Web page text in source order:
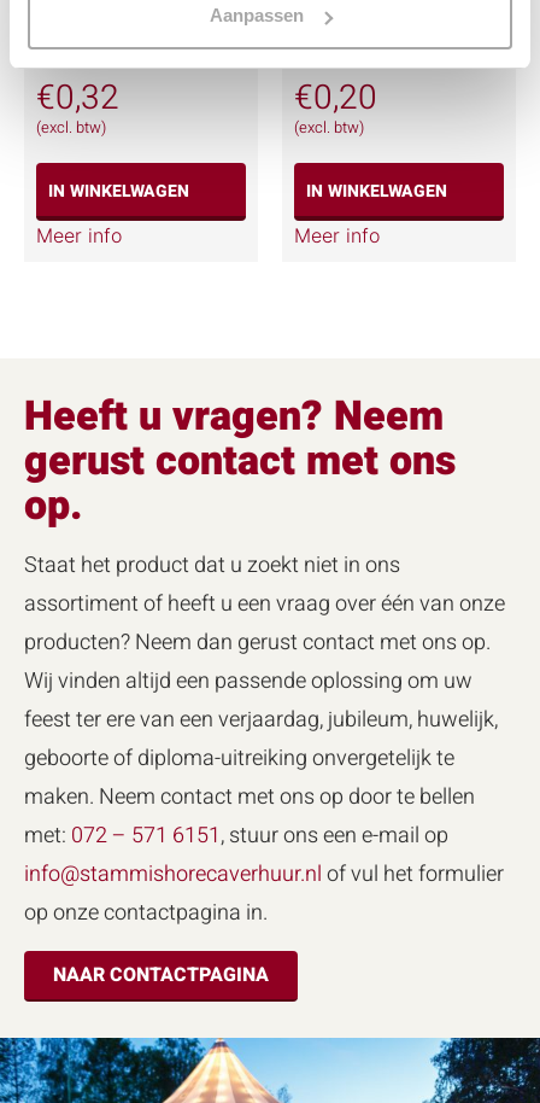
Aanpassen
Overture
€0,32
(excl. btw)
IN WINKELWAGEN
Meer info
Mokkalepel
Overture
€0,20
(excl. btw)
IN WINKELWAGEN
Meer info
Heeft u vragen? Neem
gerust contact met ons
op.
Staat het product dat u zoekt niet in ons
assortiment of heeft u een vraag over één van onze
producten? Neem dan gerust contact met ons op.
Wij vinden altijd een passende oplossing om uw
feest ter ere van een verjaardag, jubileum, huwelijk,
geboorte of diploma-uitreiking onvergetelijk te
maken. Neem contact met ons op door te bellen
met: 072 – 571 6151, stuur ons een e-mail op
info@stammishorecaverhuur.nlof vul het formulier
op onze contactpagina in.
NAAR CONTACTPAGINA